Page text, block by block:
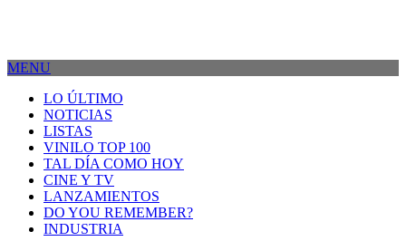
MENU
LO ÚLTIMO
NOTICIAS
LISTAS
VINILO TOP 100
TAL DÍA COMO HOY
CINE Y TV
LANZAMIENTOS
DO YOU REMEMBER?
INDUSTRIA